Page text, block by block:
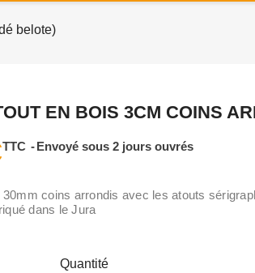
belote)
EN BOIS 3CM COINS
TTC Envoyé sous 2 jours ouvrés
30mm coins arrondis avec les atouts
dans le Jura
Quantité